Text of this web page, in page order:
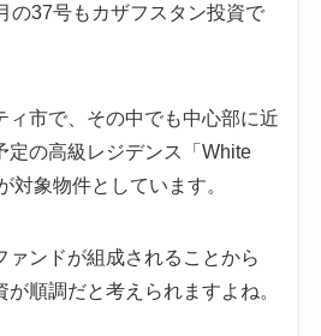
の37号もカザフスタン投資で
ィ市で、その中でも中心部に近
定の高級レジデンス「White
対象物件としています。
ァンドが組成されることから
順調だと考えられますよね。